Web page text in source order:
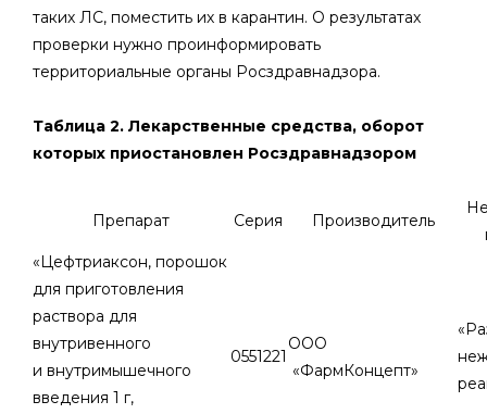
таких ЛС, поместить их в карантин. О результатах
проверки нужно проинформировать
территориальные органы Росздравнадзора.
Таблица 2. Лекарственные средства, оборот
которых приостановлен Росздравнадзором
Препарат Серия Производитель
«Цефтриаксон, порошок
для приготовления
раствора для
внутривенного
и внутримышечного
введения 1 г,
0551221
ООО
«ФармКонцепт»